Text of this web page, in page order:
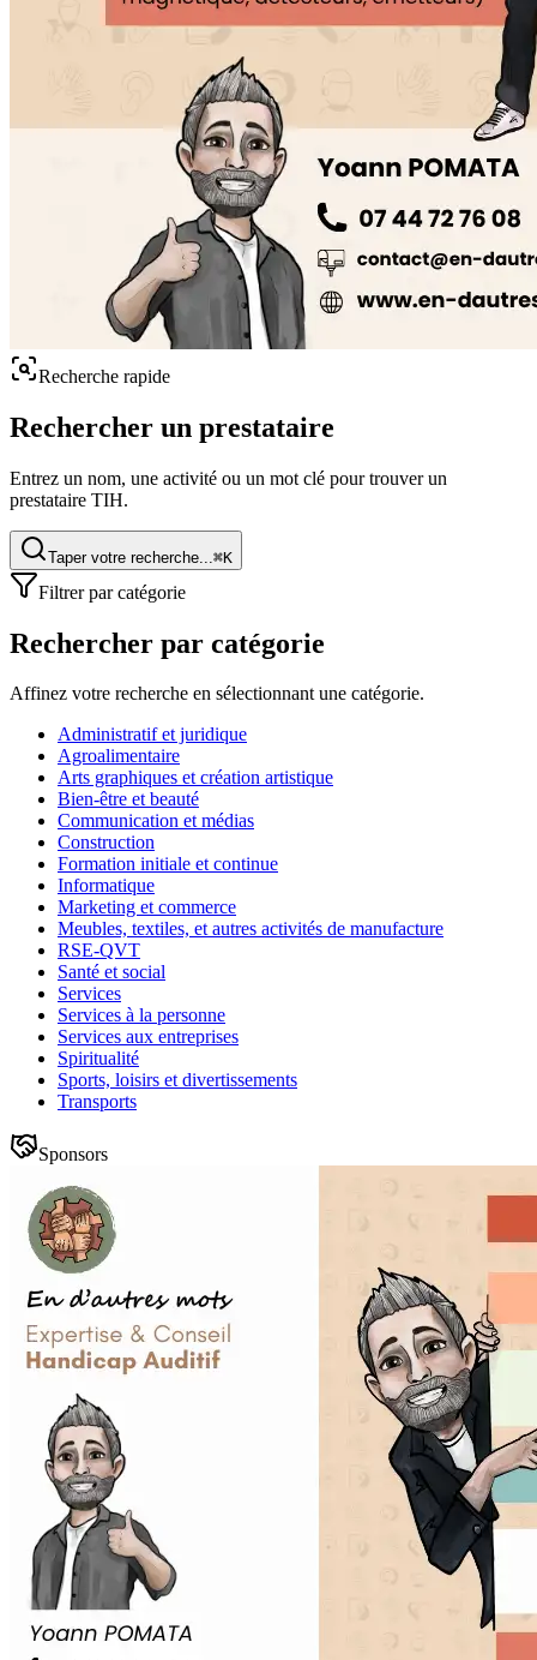
Recherche rapide
Rechercher un prestataire
Entrez un nom, une activité ou un mot clé pour trouver un
prestataire TIH.
Taper votre recherche... ⌘K
Filtrer par catégorie
Rechercher par catégorie
Affinez votre recherche en sélectionnant une catégorie.
Administratif et juridique
Agroalimentaire
Arts graphiques et création artistique
Bien-être et beauté
Communication et médias
Construction
Formation initiale et continue
Informatique
Marketing et commerce
Meubles, textiles, et autres activités de manufacture
RSE-QVT
Santé et social
Services
Services à la personne
Services aux entreprises
Spiritualité
Sports, loisirs et divertissements
Transports
Sponsors